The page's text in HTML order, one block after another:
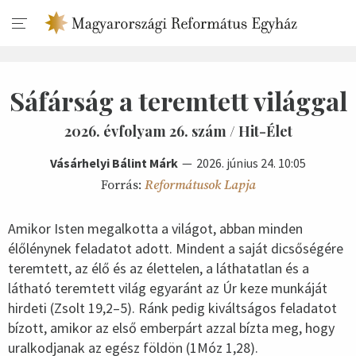
Sáfárság a teremtett világgal
2026. évfolyam 26. szám / Hit-Élet
Vásárhelyi Bálint Márk
2026. június 24. 10:05
Forrás: Reformátusok Lapja
Amikor Isten megalkotta a világot, abban minden
élőlénynek feladatot adott. Mindent a saját dicsőségére
teremtett, az élő és az élettelen, a láthatatlan és a
látható teremtett világ egyaránt az Úr keze munkáját
hirdeti (Zsolt 19,2–5). Ránk pedig kiváltságos feladatot
bízott, amikor az első emberpárt azzal bízta meg, hogy
uralkodjanak az egész földön (1Móz 1,28).